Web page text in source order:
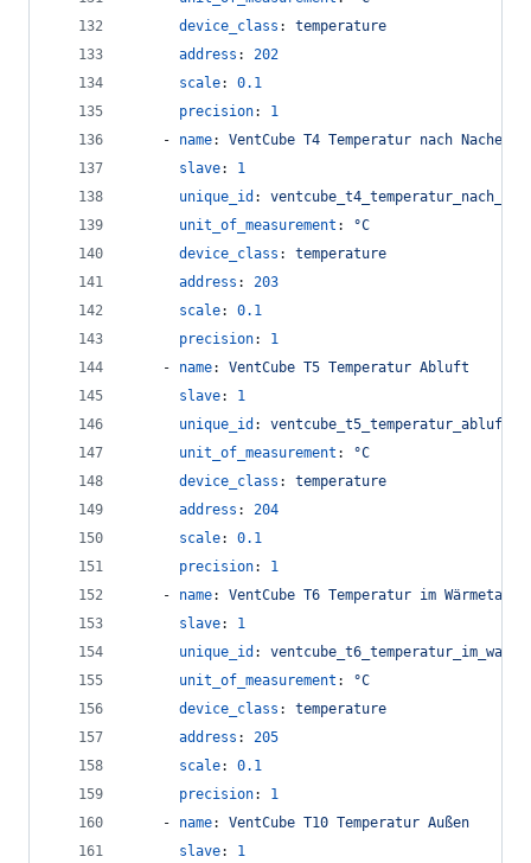
device_class : temperature
address : 202
scale: 0.1
precision: 1
    -
name: VentCube T4 Temperatur nach
slave: 1
unique_id :
unit_of_measurement : °C
device_class : temperature
address : 203
scale: 0.1
precision: 1
    -
name: VentCube T5 Temperatur Abluft
slave: 1
unique_id : ventcube_t5_temperatur_abluft
unit_of_measurement : °C
device_class : temperature
address : 204
scale: 0.1
precision: 1
    -
name: VentCube T6 Temperatur im
slave: 1
unique_id :
unit_of_measurement : °C
device_class : temperature
address : 205
scale: 0.1
precision: 1
    -
name: VentCube T10 Temperatur Außen
slave: 1